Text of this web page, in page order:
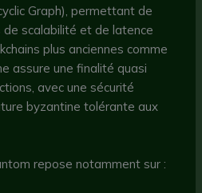
Graph), permettant de
scalabilité et de latence
plus anciennes comme
assure une finalité quasi
avec une sécurité
byzantine tolérante aux
repose notamment sur :